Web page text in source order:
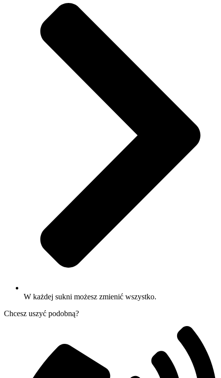
W każdej sukni możesz zmienić wszystko.
Chcesz uszyć podobną?